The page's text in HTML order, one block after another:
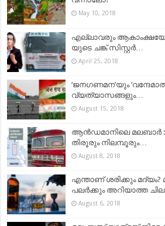
May 10, 2018
എല്ലാവരും
യുടെ ചങ്ക് സിസ്റ്റർ…
April 25, 2018
‘ജനഗണമന’യും
വ്യത്യാസങ്ങളും…
August 15, 2018
ആൻഡമാനിലെ മലബാർ
തിരൂരും നിലമ്പൂരും…
August 8, 2018
എന്താണ് ശരിക്കും മദ്യം?
പലർക്കും അറിയാത്ത
August 6, 2018